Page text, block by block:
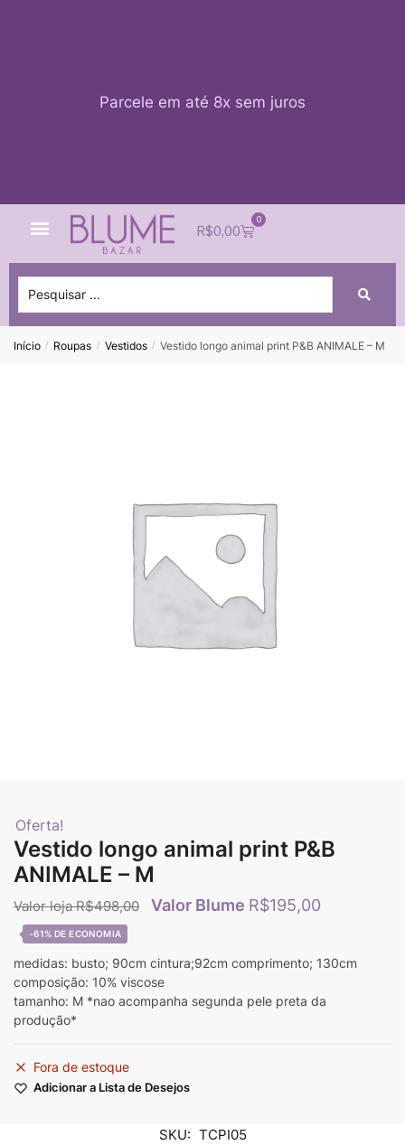
Parcele em até 8x sem juros
R$0,00
0
Início / Roupas / Vestidos / Vestido longo animal print P&B ANIMALE – M
Oferta!
Vestido longo animal print P&B
ANIMALE – M
R$498,00 R$195,00
-61%
medidas: busto; 90cm cintura;92cm comprimento; 130cm
composição: 10% viscose
tamanho: M *nao acompanha segunda pele preta da
produção*
Fora de estoque
Adicionar a Lista de Desejos
SKU: TCPI05